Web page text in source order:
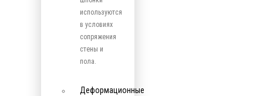
используются
в условиях
сопряжения
стены и
пола.
Деформационные